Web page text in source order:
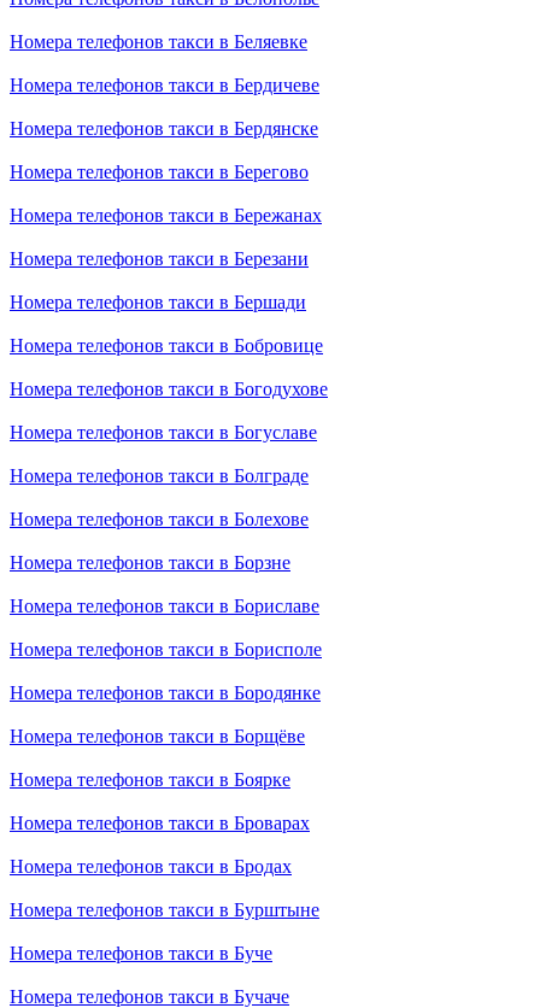
Номера телефонов такси в Беляевке
Номера телефонов такси в Бердичеве
Номера телефонов такси в Бердянске
Номера телефонов такси в Берегово
Номера телефонов такси в Бережанах
Номера телефонов такси в Березани
Номера телефонов такси в Бершади
Номера телефонов такси в Бобровице
Номера телефонов такси в Богодухове
Номера телефонов такси в Богуславе
Номера телефонов такси в Болграде
Номера телефонов такси в Болехове
Номера телефонов такси в Борзне
Номера телефонов такси в Бориславе
Номера телефонов такси в Борисполе
Номера телефонов такси в Бородянке
Номера телефонов такси в Борщёве
Номера телефонов такси в Боярке
Номера телефонов такси в Броварах
Номера телефонов такси в Бродах
Номера телефонов такси в Бурштыне
Номера телефонов такси в Буче
Номера телефонов такси в Бучаче